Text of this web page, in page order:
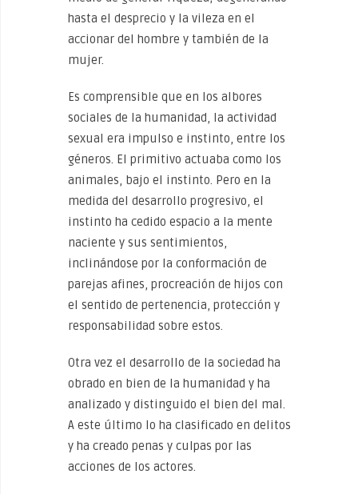
hasta el desprecio y la vileza en el
accionar del hombre y también de la
mujer.
Es comprensible que en los albores
sociales de la humanidad, la actividad
sexual era impulso e instinto, entre los
géneros. El primitivo actuaba como los
animales, bajo el instinto. Pero en la
medida del desarrollo progresivo, el
instinto ha cedido espacio a la mente
naciente y sus sentimientos,
inclinándose por la conformación de
parejas afines, procreación de hijos con
el sentido de pertenencia, protección y
responsabilidad sobre estos.
Otra vez el desarrollo de la sociedad ha
obrado en bien de la humanidad y ha
analizado y distinguido el bien del mal.
A este último lo ha clasificado en delitos
y ha creado penas y culpas por las
acciones de los actores.